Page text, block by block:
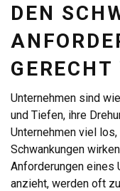
DEN
GERECHT
Unternehmen sind
und Tiefen, ihre
Unternehmen viel
Schwankungen
Anforderungen eines
anzieht, werden oft